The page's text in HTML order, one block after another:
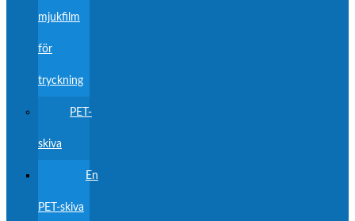
mjukfilm
för
tryckning
PET-
skiva
En
PET-skiva